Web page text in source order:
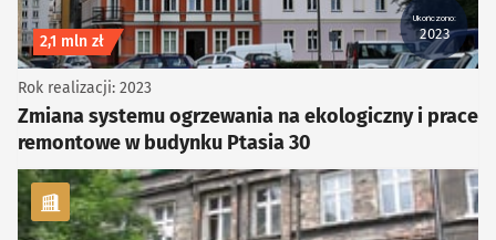
Ukończono:
2023
Koszt inwestycji
2,1 mln zł
Zmiana systemu ogrzewania na ekologiczny i prace
remontowe w budynku Ptasia 30
Rok realizacji: 2023
kategoria Infrastruktura